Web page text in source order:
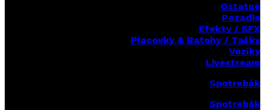
Ostatné
Pozadia
Efekty / SFX
Placovky & Batohy / Tašky
Vozíky
Livestream
Spotrebák
Spotrebák